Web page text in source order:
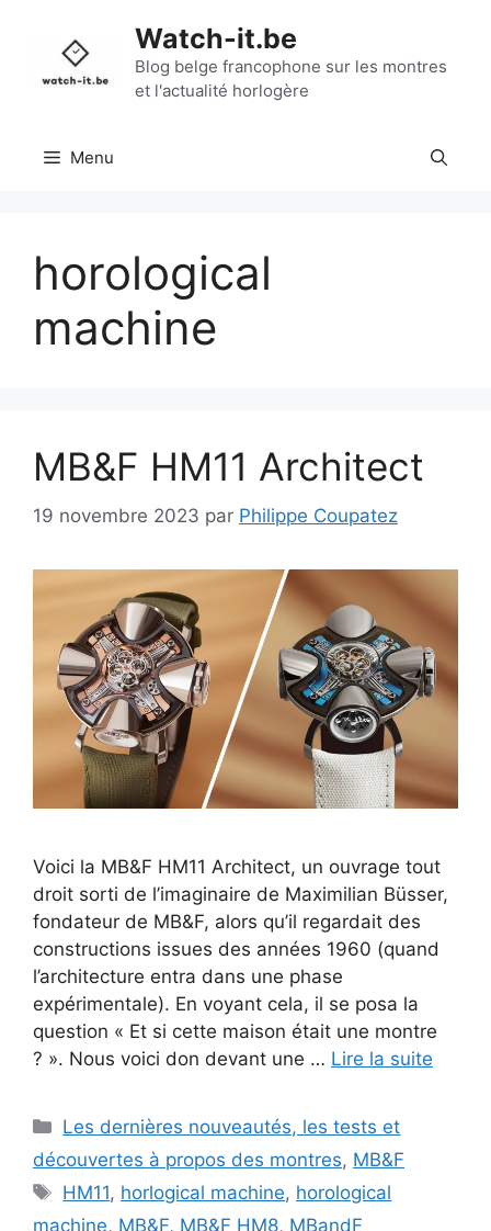
contenu
Watch-it.be
Blog belge francophone sur les montres
et l'actualité horlogère
Menu
horological
machine
MB&F HM11 Architect
19 novembre 2023 par Philippe Coupatez
Voici la MB&F HM11 Architect, un ouvrage tout
droit sorti de l’imaginaire de Maximilian Büsser,
fondateur de MB&F, alors qu’il regardait des
constructions issues des années 1960 (quand
l’architecture entra dans une phase
expérimentale). En voyant cela, il se posa la
question « Et si cette maison était une montre
? ». Nous voici don devant une … Lire la suite
Catégories
Les dernières nouveautés, les tests et
découvertes à propos des montres, MB&F
Étiquettes
HM11, horlogical machine, horological
machine, MB&F, MB&F HM8, MBandF